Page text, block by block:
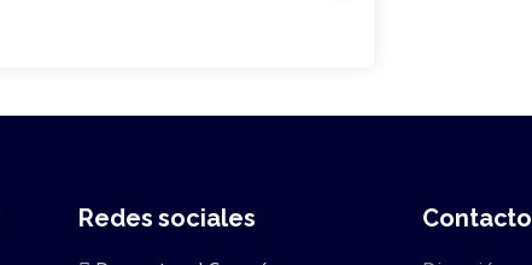
Redes sociales Contacto